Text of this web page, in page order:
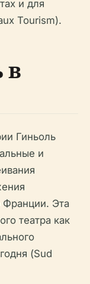
и для
Tourism).
в
Гиньоль
и
Франции. Эта
театра как
(Sud